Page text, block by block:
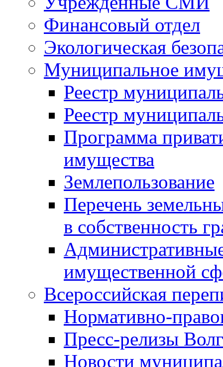
Финансовый отдел
Экологическая
Муниципальное
Реестр
Реестр
Программа
имущества
Землепользование
Перечень
в собственность
имущественной
Всероссийская
Нормативно-
Пресс-релизы
Новости